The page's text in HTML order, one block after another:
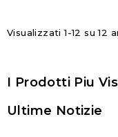
Visualizzati 1-12 su 12
I Prodotti Piu
Ultime Notizie